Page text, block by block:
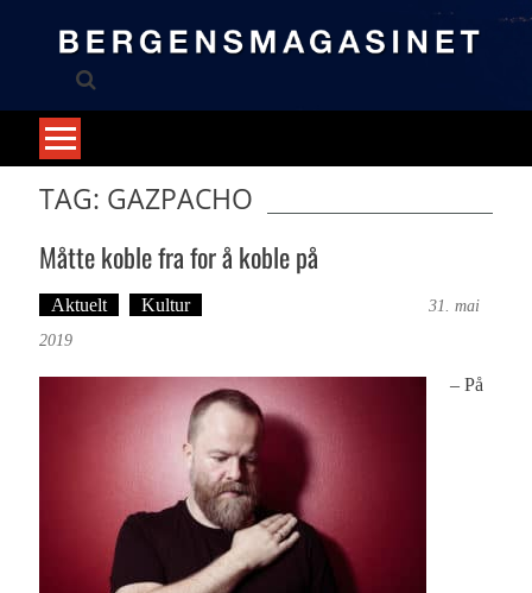
TAG: GAZPACHO
Måtte koble fra for å koble på
Aktuelt Kultur
31. mai
2019
– På